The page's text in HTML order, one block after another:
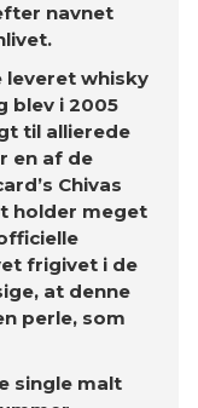
navnet
leveret whisky
blev i 2005
til allierede
en af de
Chivas
holder meget
frigivet i de
at denne
perle, som
single malt